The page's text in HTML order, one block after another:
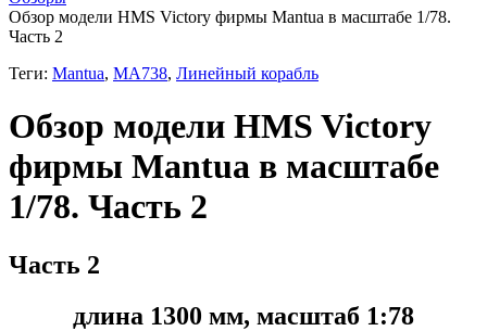
Обзор модели HMS Victory фирмы Mantua в масштабе 1/78.
Часть 2
Теги: Mantua, MA738, Линейный корабль
Обзор модели HMS Victory
фирмы Mantua в масштабе
1/78. Часть 2
Часть 2
длина 1300 мм, масштаб 1:78